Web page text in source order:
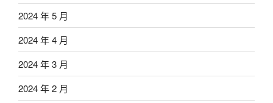
2024 年 5 月
2024 年 4 月
2024 年 3 月
2024 年 2 月